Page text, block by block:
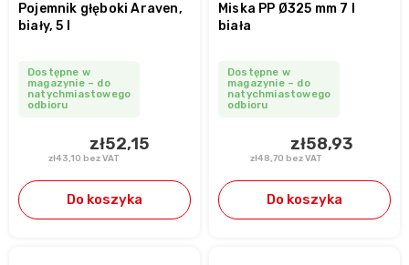
Pojemnik głęboki Araven,
biały, 5 l
Dostępne w
magazynie – do
natychmiastowego
odbioru
zł43,10 bez VAT
zł52,15
Do koszyka
Miska PP Ø325 mm 7 l
biała
Dostępne w
magazynie – do
natychmiastowego
odbioru
zł48,70 bez VAT
zł58,93
Do koszyka